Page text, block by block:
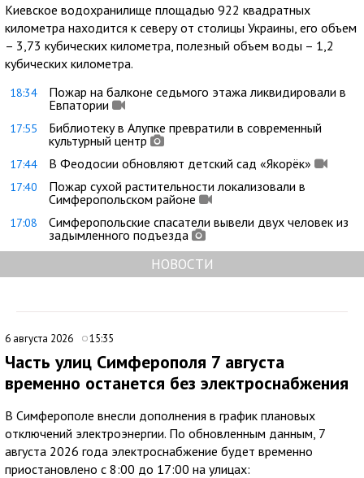
Киевское водохранилище площадью 922 квадратных
километра находится к северу от столицы Украины, его объем
– 3,73 кубических километра, полезный объем воды – 1,2
кубических километра.
18:34
Пожар на балконе седьмого этажа ликвидировали в
Евпатории
17:55
Библиотеку в Алупке превратили в современный
культурный центр
17:44 В Феодосии обновляют детский сад «Якорёк»
17:40
Пожар сухой растительности локализовали в
Симферопольском районе
17:08
Симферопольские спасатели вывели двух человек из
задымленного подъезда
НОВОСТИ
6 августа 2026 15:35
Часть улиц Симферополя 7 августа
временно останется без электроснабжения
В Симферополе внесли дополнения в график плановых
отключений электроэнергии. По обновленным данным, 7
августа 2026 года электроснабжение будет временно
приостановлено с 8:00 до 17:00 на улицах: